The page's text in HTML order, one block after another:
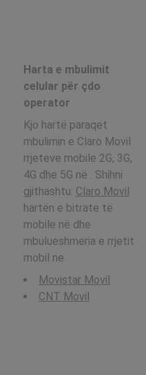
Harta e mbulimit
celular për çdo
operator
Kjo hartë paraqet
mbulimin e Claro Movil
rrjeteve mobile 2G, 3G,
4G dhe 5G në . Shihni
gjithashtu: Claro Movil
hartën e bitrate të
mobile në dhe
mbulueshmeria e rrjetit
mobil ne
Movistar Movil
CNT Movil